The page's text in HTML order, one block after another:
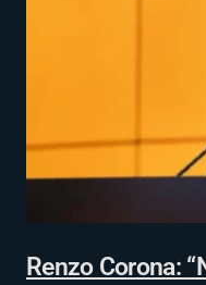
Renzo Corona: